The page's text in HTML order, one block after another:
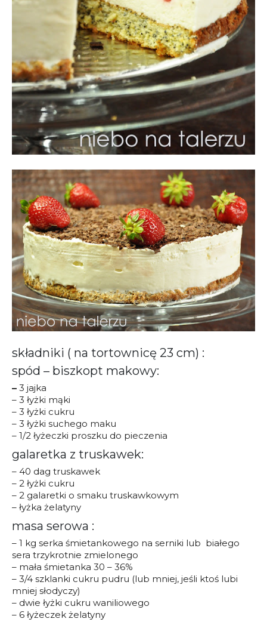
składniki ( na tortownicę 23 cm) :
spód – biszkopt makowy:
– 3 jajka
– 3 łyżki mąki
– 3 łyżki cukru
– 3 łyżki suchego maku
– 1/2 łyżeczki proszku do pieczenia
galaretka z truskawek:
– 40 dag truskawek
– 2 łyżki cukru
– 2 galaretki o smaku truskawkowym
– łyżka żelatyny
masa serowa :
– 1 kg serka śmietankowego na serniki lub białego
sera trzykrotnie zmielonego
– mała śmietanka 30 – 36%
– 3/4 szklanki cukru pudru (lub mniej, jeśli ktoś lubi
mniej słodyczy)
– dwie łyżki cukru waniliowego
– 6 łyżeczek żelatyny